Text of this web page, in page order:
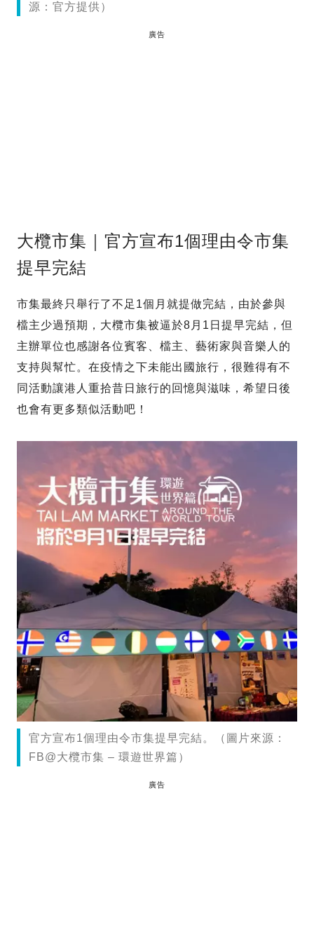
源：官方提供）
廣告
大欖市集｜官方宣布1個理由令市集
提早完結
市集最終只舉行了不足1個月就提做完結，由於參與
檔主少過預期，大欖市集被逼於8月1日提早完結，但
主辦單位也感謝各位賓客、檔主、藝術家與音樂人的
支持與幫忙。在疫情之下未能出國旅行，很難得有不
同活動讓港人重拾昔日旅行的回憶與滋味，希望日後
也會有更多類似活動吧！
官方宣布1個理由令市集提早完結。（圖片來源：
FB@大欖市集 – 環遊世界篇）
廣告